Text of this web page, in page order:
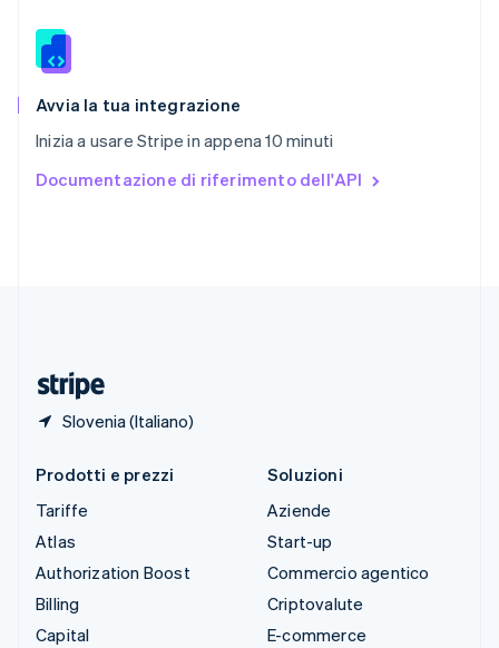
Avvia la tua integrazione
Inizia a usare Stripe in appena 10 minuti
Documentazione di riferimento dell'API
Slovenia (Italiano)
Slovacchia
Slovenia
English Italiano
EspañolEnglish
English Español 简体中文
Prodotti e prezzi
Tariffe
Atlas
Authorization Boost
Billing
Capital
Soluzioni
Aziende
Start-up
Commercio agentico
Criptovalute
E-commerce